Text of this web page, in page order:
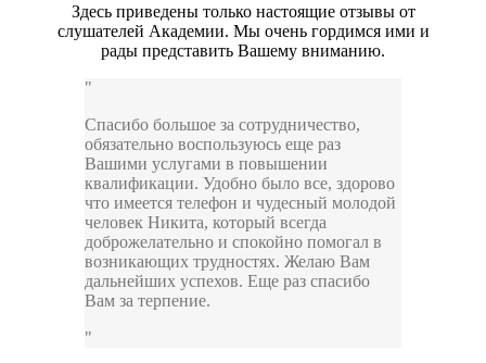
Здесь приведены только настоящие отзывы от
слушателей Академии. Мы очень гордимся ими и
рады представить Вашему вниманию.
Спасибо большое за сотрудничество,
обязательно воспользуюсь еще раз
Вашими услугами в повышении
квалификации. Удобно было все, здорово
что имеется телефон и чудесный молодой
человек Никита, который всегда
доброжелательно и спокойно помогал в
возникающих трудностях. Желаю Вам
дальнейших успехов. Еще раз спасибо
Вам за терпение.